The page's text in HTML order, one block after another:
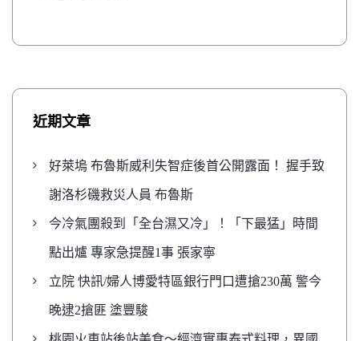
近期文章
好萊塢 布魯斯威利失智症後首公開露面！ 握手致
謝洛杉磯救災人員 布魯斯
今冷氣團殺到「全台濕又冷」！「下最猛」時間
點出爐 專家急提醒1事 張家寧
立院 快訊/婦人博愛特區銀行門口遭搶230萬 警今
晚逮2搶匪 塗豐駿